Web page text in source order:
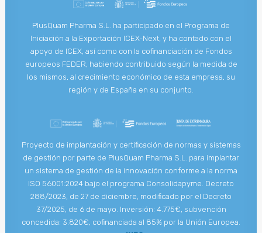
PlusQuam Pharma S.L. ha participado en el Programa de
Iniciación a la Exportación ICEX-Next, y ha contado con el
apoyo de ICEX, así como con la cofinanciación de Fondos
europeos FEDER, habiendo contribuido según la medida de
los mismos, al crecimiento económico de esta empresa, su
región y de España en su conjunto.
Proyecto de implantación y certificación de normas y sistemas
de gestión por parte de PlusQuam Pharma S.L. para implantar
un sistema de gestión de la innovación conforme a la norma
ISO 56001:2024 bajo el programa Consolidapyme. Decreto
288/2023, de 27 de diciembre, modificado por el Decreto
37/2025, de 6 de mayo. Inversión: 4.775€, subvención
concedida: 3.820€, cofinanciada al 85% por la Unión Europea.